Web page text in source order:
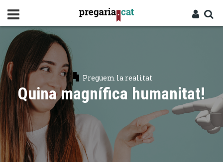
contingut
Cercador
Preguem la realitat
Quina magnífica humanitat!